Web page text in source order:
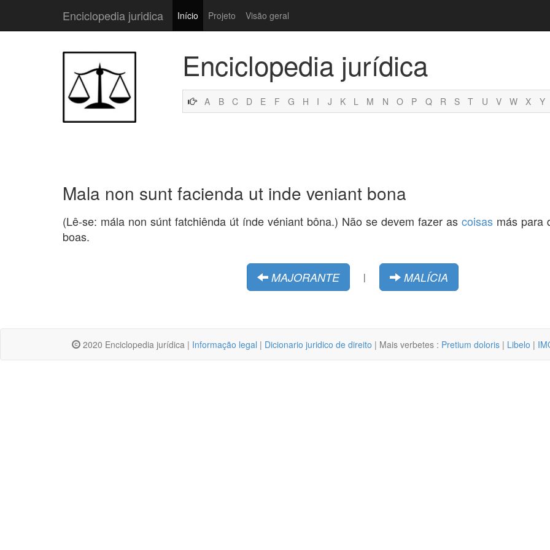
Enciclopedia juridica Início Projeto Visão geral
Enciclopedia jurídica
A B C D E F G H I J K L M N O P Q R S T U V W X Y
Mala non sunt facienda ut inde veniant bona
(Lê-se: mála non súnt fatchiênda út índe véniant bôna.) Não se devem fazer as coisas más para
boas.
MAJORANTE | MALÍCIA
2020 Enciclopedia jurídica | Informação legal | Dicionario juridico de direito | Mais verbetes : Pretium doloris | Libelo |